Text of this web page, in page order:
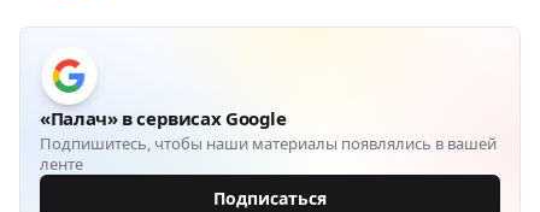
«Палач» в сервисах Google
Подпишитесь, чтобы наши материалы появлялись в вашей
ленте
Подписаться